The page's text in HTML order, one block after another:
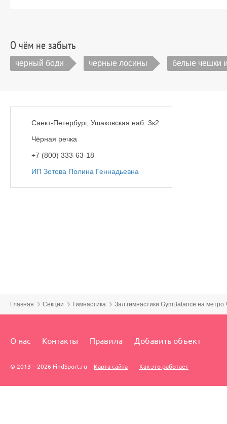
О чём не забыть
черный боди черные лосины белые чешки
Санкт-Петербург, Ушаковская наб. 3к2
Чёрная речка
+7 (800) 333-63-18
ИП Зотова Полина Геннадьевна
Главная Секции Гимнастика Зал гимнастики GymBalance на метро
О нас Контакты Правила Добавить объект
© 2013 – 2026 FindSport.ru Карта сайта Как это работает